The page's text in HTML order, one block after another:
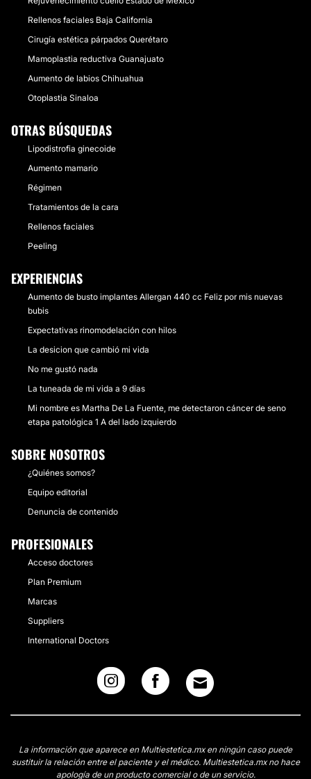
Rellenos faciales Baja California
Cirugía estética párpados Querétaro
Mamoplastia reductiva Guanajuato
Aumento de labios Chihuahua
Otoplastia Sinaloa
OTRAS BÚSQUEDAS
Lipodistrofia ginecoide
Aumento mamario
Régimen
Tratamientos de la cara
Rellenos faciales
Peeling
EXPERIENCIAS
Aumento de busto implantes Allergan 440 cc Feliz por mis nuevas
bubis
Expectativas rinomodelación con hilos
La desicion que cambió mi vida
No me gustó nada
La tuneada de mi vida a 9 días
Mi nombre es Martha De La Fuente, me detectaron cáncer de seno
etapa patológica 1 A del lado izquierdo
SOBRE NOSOTROS
¿Quiénes somos?
Equipo editorial
Denuncia de contenido
PROFESIONALES
Acceso doctores
Plan Premium
Marcas
Suppliers
International Doctors
La información que aparece en Multiestetica.mx en ningún caso puede
sustituir la relación entre el paciente y el médico. Multiestetica.mx no hace
apología de un producto comercial o de un servicio.